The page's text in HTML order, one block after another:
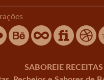
SABOREIE RECEITAS